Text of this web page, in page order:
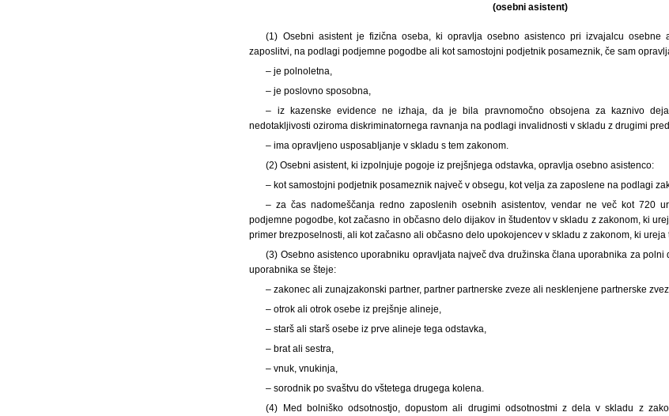
(osebni asistent)
(1) Osebni asistent je fizična oseba, ki opravlja osebno asistenco pri izvajalcu osebne
zaposlitvi, na podlagi podjemne pogodbe ali kot samostojni podjetnik posameznik, če sam
– je polnoletna,
– je poslovno sposobna,
– iz kazenske evidence ne izhaja, da je bila pravnomočno obsojena za kaznivo
nedotakljivosti oziroma diskriminatornega ravnanja na podlagi invalidnosti v skladu z drugimi
– ima opravljeno usposabljanje v skladu s tem zakonom.
(2) Osebni asistent, ki izpolnjuje pogoje iz prejšnjega odstavka, opravlja osebno asistenco:
– kot samostojni podjetnik posameznik največ v obsegu, kot velja za zaposlene na podlagi
– za čas nadomeščanja redno zaposlenih osebnih asistentov, vendar ne več kot 720
podjemne pogodbe, kot začasno in občasno delo dijakov in študentov v skladu z zakonom, ki
primer brezposelnosti, ali kot začasno ali občasno delo upokojencev v skladu z zakonom, ki ureja
(3) Osebno asistenco uporabniku opravljata največ dva družinska člana uporabnika za polni
uporabnika se šteje:
– zakonec ali zunajzakonski partner, partner partnerske zveze ali nesklenjene partnerske
– otrok ali otrok osebe iz prejšnje alineje,
– starš ali starš osebe iz prve alineje tega odstavka,
– brat ali sestra,
– vnuk, vnukinja,
– sorodnik po svaštvu do vštetega drugega kolena.
(4) Med bolniško odsotnostjo, dopustom ali drugimi odsotnostmi z dela v skladu z